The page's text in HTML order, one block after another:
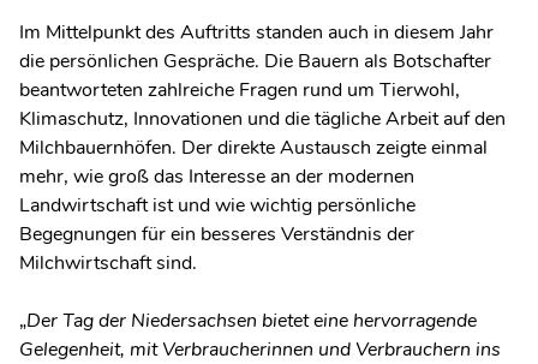
Im Mittelpunkt des Auftritts standen auch in diesem Jahr
die persönlichen Gespräche. Die Bauern als Botschafter
beantworteten zahlreiche Fragen rund um Tierwohl,
Klimaschutz, Innovationen und die tägliche Arbeit auf den
Milchbauernhöfen. Der direkte Austausch zeigte einmal
mehr, wie groß das Interesse an der modernen
Landwirtschaft ist und wie wichtig persönliche
Begegnungen für ein besseres Verständnis der
Milchwirtschaft sind.
„Der Tag der Niedersachsen bietet eine hervorragende
Gelegenheit, mit Verbraucherinnen und Verbrauchern ins